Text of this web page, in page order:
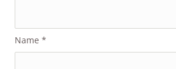
Name*